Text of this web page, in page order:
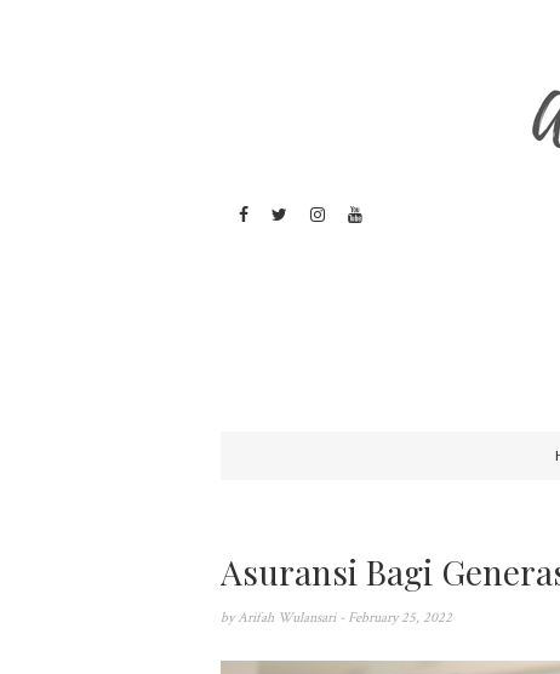
Asuransi Bagi
by Arifah Wulansari - February 25, 2022